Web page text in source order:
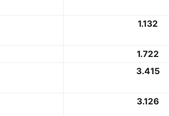
1.132
1.722
3.415
3.126